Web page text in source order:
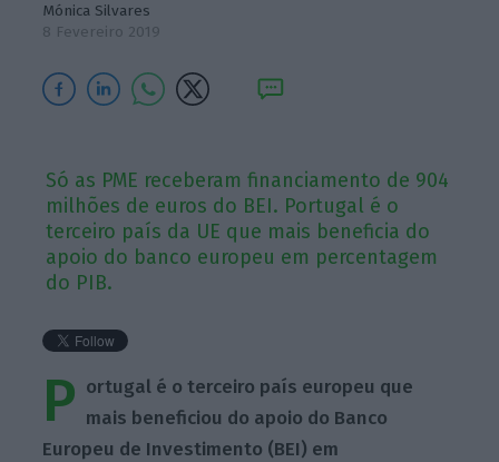
Mónica Silvares
8 Fevereiro 2019
Só as PME receberam financiamento de 904
milhões de euros do BEI. Portugal é o
terceiro país da UE que mais beneficia do
apoio do banco europeu em percentagem
do PIB.
P ortugal é o terceiro país europeu que
mais beneficiou do apoio do Banco
Europeu de Investimento (BEI) em